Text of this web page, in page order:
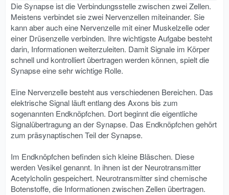
Die Synapse ist die Verbindungsstelle zwischen zwei Zellen.
Meistens verbindet sie zwei Nervenzellen miteinander. Sie
kann aber auch eine Nervenzelle mit einer Muskelzelle oder
einer Drüsenzelle verbinden. Ihre wichtigste Aufgabe besteht
darin, Informationen weiterzuleiten. Damit Signale im Körper
schnell und kontrolliert übertragen werden können, spielt die
Synapse eine sehr wichtige Rolle.
Eine Nervenzelle besteht aus verschiedenen Bereichen. Das
elektrische Signal läuft entlang des Axons bis zum
sogenannten Endknöpfchen. Dort beginnt die eigentliche
Signalübertragung an der Synapse. Das Endknöpfchen gehört
zum präsynaptischen Teil der Synapse.
Im Endknöpfchen befinden sich kleine Bläschen. Diese
werden Vesikel genannt. In ihnen ist der Neurotransmitter
Acetylcholin gespeichert. Neurotransmitter sind chemische
Botenstoffe, die Informationen zwischen Zellen übertragen.